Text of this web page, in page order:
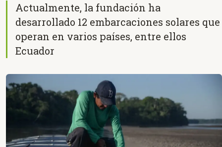
Actualmente, la fundación ha
desarrollado 12 embarcaciones solares que
operan en varios países, entre ellos
Ecuador